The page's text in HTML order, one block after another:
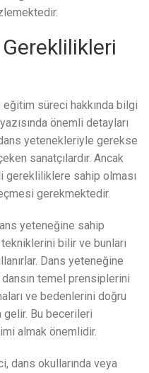
süreci hakkında bilgi
önemli detayları
yetenekleriyle gerekse
sanatçılardır. Ancak
sahip olması
gerekmektedir.
yeteneğine sahip
bilir ve bunları
Dans yeteneğine
dansın temel prensiplerini
ve bedenlerini doğru
gelir. Bu becerileri
almak önemlidir.
dans okullarında veya